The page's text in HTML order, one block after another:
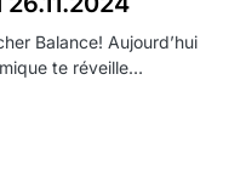
Balance! Aujourd’hui
te réveille…